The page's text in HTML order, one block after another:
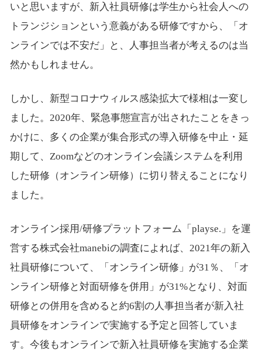
いと思いますが、新入社員研修は学生から社会人への
トランジションという意義がある研修ですから、「オ
ンラインでは不安だ」と、人事担当者が考えるのは当
然かもしれません。
しかし、新型コロナウィルス感染拡大で様相は一変し
ました。2020年、緊急事態宣言が出されたことをきっ
かけに、多くの企業が集合形式の導入研修を中止・延
期して、Zoomなどのオンライン会議システムを利用
した研修（オンライン研修）に切り替えることになり
ました。
オンライン採用/研修プラットフォーム「playse.」を運
営する株式会社manebiの調査によれば、2021年の新入
社員研修について、「オンライン研修」が31％、「オ
ンライン研修と対面研修を併用」が31%となり、対面
研修との併用を含めると約6割の人事担当者が新入社
員研修をオンラインで実施する予定と回答していま
す。今後もオンラインで新入社員研修を実施する企業